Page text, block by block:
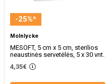
-25%*
Molnlycke
MESOFT, 5 cm x 5 cm, sterilios
neaustinės servetėlės, 5 x 30 vnt.
4,35€